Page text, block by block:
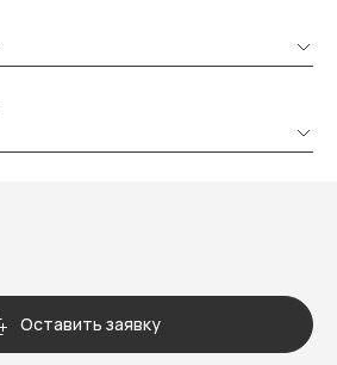
Оставить заявку